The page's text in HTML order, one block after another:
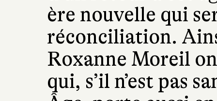
ère nouvelle qui
réconciliation.
Roxanne Moreil
qui, s’il n’est pas